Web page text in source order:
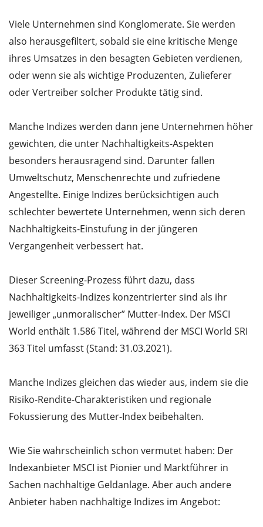
Viele Unternehmen sind Konglomerate. Sie werden
also herausgefiltert, sobald sie eine kritische Menge
ihres Umsatzes in den besagten Gebieten verdienen,
oder wenn sie als wichtige Produzenten, Zulieferer
oder Vertreiber solcher Produkte tätig sind.
Manche Indizes werden dann jene Unternehmen höher
gewichten, die unter Nachhaltigkeits-Aspekten
besonders herausragend sind. Darunter fallen
Umweltschutz, Menschenrechte und zufriedene
Angestellte. Einige Indizes berücksichtigen auch
schlechter bewertete Unternehmen, wenn sich deren
Nachhaltigkeits-Einstufung in der jüngeren
Vergangenheit verbessert hat.
Dieser Screening-Prozess führt dazu, dass
Nachhaltigkeits-Indizes konzentrierter sind als ihr
jeweiliger „unmoralischer” Mutter-Index. Der MSCI
World enthält 1.586 Titel, während der MSCI World SRI
363 Titel umfasst (Stand: 31.03.2021).
Manche Indizes gleichen das wieder aus, indem sie die
Risiko-Rendite-Charakteristiken und regionale
Fokussierung des Mutter-Index beibehalten.
Wie Sie wahrscheinlich schon vermutet haben: Der
Indexanbieter MSCI ist Pionier und Marktführer in
Sachen nachhaltige Geldanlage. Aber auch andere
Anbieter haben nachhaltige Indizes im Angebot: